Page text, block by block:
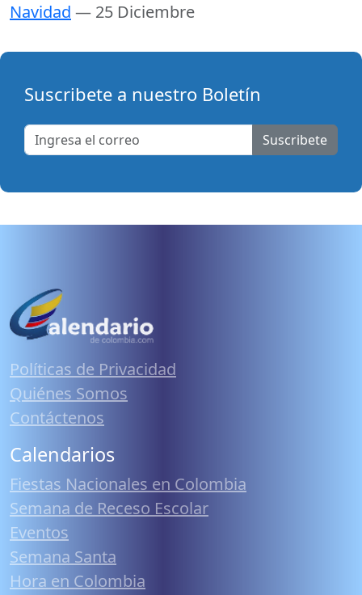
Navidad — 25 Diciembre
Suscribete a nuestro Boletín
Suscribete
Políticas de Privacidad
Quiénes Somos
Contáctenos
Calendarios
Fiestas Nacionales en Colombia
Semana de Receso Escolar
Eventos
Semana Santa
Hora en Colombia